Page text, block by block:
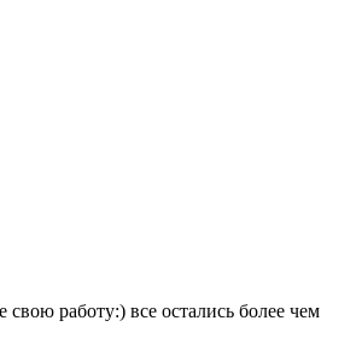
работу:) все остались более чем